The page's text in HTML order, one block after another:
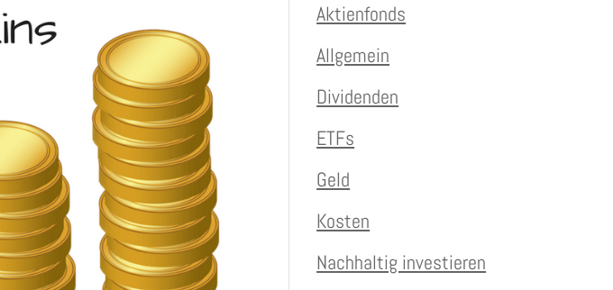
Aktienfonds
Allgemein
Dividenden
ETFs
Geld
Kosten
Nachhaltig investieren